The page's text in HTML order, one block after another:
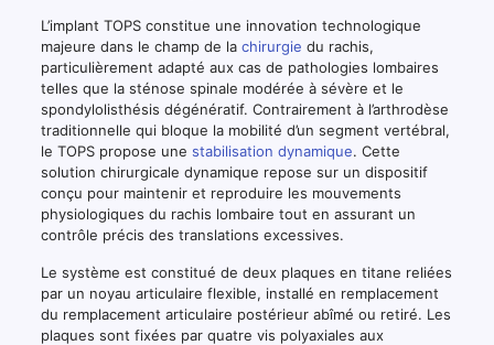
L’implant TOPS constitue une innovation technologique
majeure dans le champ de la chirurgie du rachis,
particulièrement adapté aux cas de pathologies lombaires
telles que la sténose spinale modérée à sévère et le
spondylolisthésis dégénératif. Contrairement à l’arthrodèse
traditionnelle qui bloque la mobilité d’un segment vertébral,
le TOPS propose une stabilisation dynamique. Cette
solution chirurgicale dynamique repose sur un dispositif
conçu pour maintenir et reproduire les mouvements
physiologiques du rachis lombaire tout en assurant un
contrôle précis des translations excessives.
Le système est constitué de deux plaques en titane reliées
par un noyau articulaire flexible, installé en remplacement
du remplacement articulaire postérieur abîmé ou retiré. Les
plaques sont fixées par quatre vis polyaxiales aux